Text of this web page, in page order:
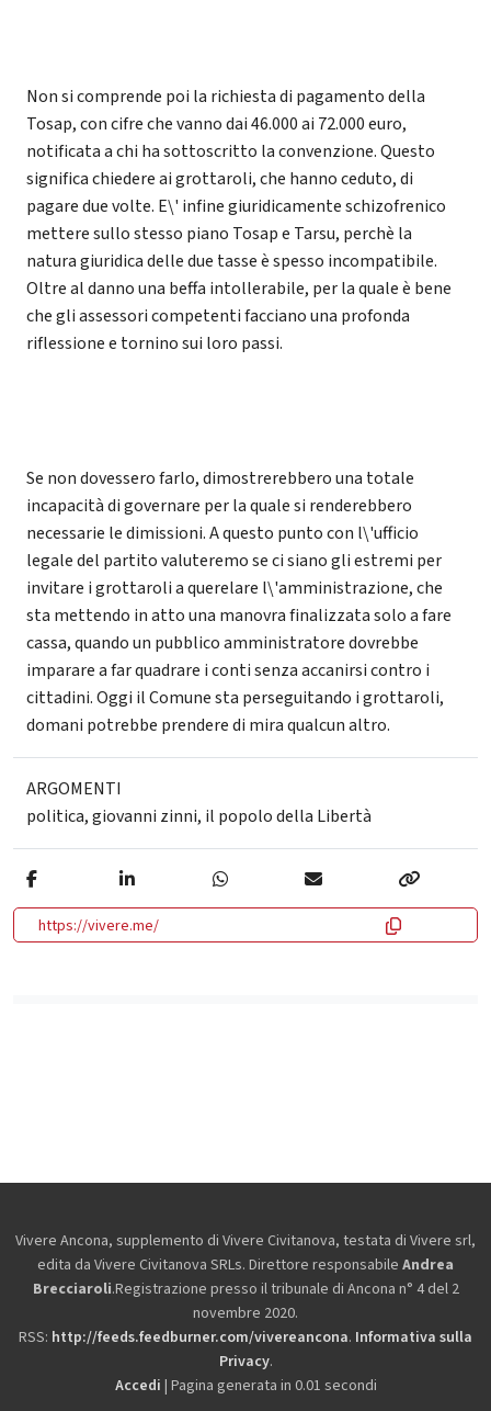
Non si comprende poi la richiesta di pagamento della
Tosap, con cifre che vanno dai 46.000 ai 72.000 euro,
notificata a chi ha sottoscritto la convenzione. Questo
significa chiedere ai grottaroli, che hanno ceduto, di
pagare due volte. E\' infine giuridicamente schizofrenico
mettere sullo stesso piano Tosap e Tarsu, perchè la
natura giuridica delle due tasse è spesso incompatibile.
Oltre al danno una beffa intollerabile, per la quale è bene
che gli assessori competenti facciano una profonda
riflessione e tornino sui loro passi.
Se non dovessero farlo, dimostrerebbero una totale
incapacità di governare per la quale si renderebbero
necessarie le dimissioni. A questo punto con l\'ufficio
legale del partito valuteremo se ci siano gli estremi per
invitare i grottaroli a querelare l\'amministrazione, che
sta mettendo in atto una manovra finalizzata solo a fare
cassa, quando un pubblico amministratore dovrebbe
imparare a far quadrare i conti senza accanirsi contro i
cittadini. Oggi il Comune sta perseguitando i grottaroli,
domani potrebbe prendere di mira qualcun altro.
ARGOMENTI
politica,giovanni zinni, il popolo della Libertà
https://vivere.me/
Vivere Ancona, supplemento di Vivere Civitanova, testata di Vivere srl,
edita da Vivere Civitanova SRLs. Direttore responsabile Andrea
Brecciaroli.Registrazione presso il tribunale di Ancona n° 4 del 2
novembre 2020.
RSS: http://feeds.feedburner.com/vivereancona. Informativa sulla
Privacy.
Accedi | Pagina generata in 0.01 secondi